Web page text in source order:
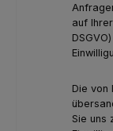
auf
Die von
Sie uns